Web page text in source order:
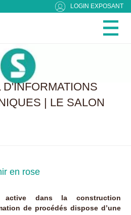
LOGIN EXPOSANT
D'INFORMATIONS
| LE SALON
en rose
active dans la construction
de procédés dispose d’une